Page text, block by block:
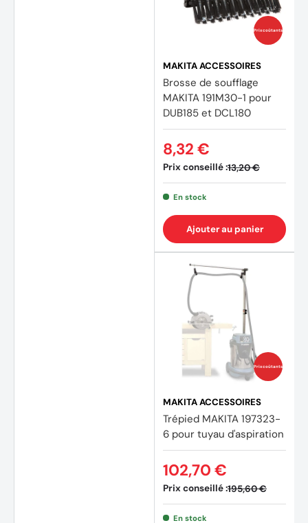
Prix coûtants
MAKITA ACCESSOIRES
Brosse de soufflage
MAKITA 191M30-1 pour
DUB185 et DCL180
Prix conseillé :13,20 €
8,32 €
En stock
Ajouter au panier
Prix coûtants
MAKITA ACCESSOIRES
Trépied MAKITA 197323-
6 pour tuyau d'aspiration
Prix conseillé :195,60 €
102,70 €
En stock